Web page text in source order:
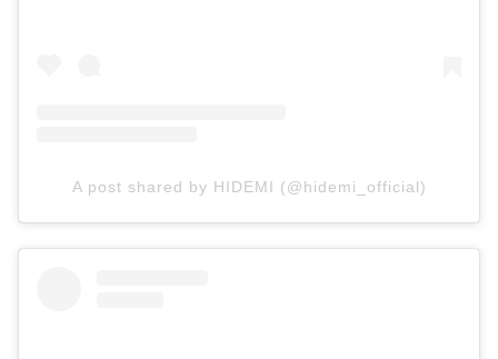
A post shared by HIDEMI (@hidemi_official)